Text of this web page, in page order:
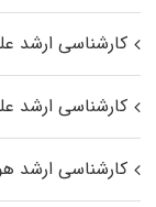
کارشناسی ارشد
کارشناسی ارشد
کارشناسی ارشد